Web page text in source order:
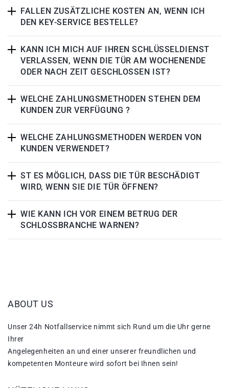
FALLEN ZUSÄTZLICHE KOSTEN AN, WENN ICH
DEN KEY-SERVICE BESTELLE?
KANN ICH MICH AUF IHREN SCHLÜSSELDIENST
VERLASSEN, WENN DIE TÜR AM WOCHENENDE
ODER NACH ZEIT GESCHLOSSEN IST?
WELCHE ZAHLUNGSMETHODEN STEHEN DEM
KUNDEN ZUR VERFÜGUNG ?
WELCHE ZAHLUNGSMETHODEN WERDEN VON
KUNDEN VERWENDET?
ST ES MÖGLICH, DASS DIE TÜR BESCHÄDIGT
WIRD, WENN SIE DIE TÜR ÖFFNEN?
WIE KANN ICH VOR EINEM BETRUG DER
SCHLOSSBRANCHE WARNEN?
ABOUT US
Unser 24h Notfallservice nimmt sich Rund um die Uhr gerne
Ihrer
Angelegenheiten an und einer unserer freundlichen und
kompetenten Monteure wird sofort bei Ihnen sein!